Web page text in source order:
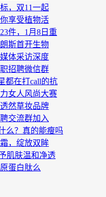
，双11一起
享受植物活
件，1月8日重
斯首开生物
体采访深度
招聘微信群
都在打call的抗
女人风尚大赛
然草妆品牌
交流群加入
么？真的能瘦吗
，绽放双眸
肌肤温和净透
蛋白肽么